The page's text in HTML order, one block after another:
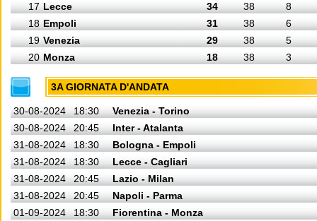
17 Lecce 34 38
8
18 Empoli 31 38
6
19 Venezia 29 38
5
20 Monza 18 38 3
3A GIORNATA D'ANDATA
30-08-2024 18:30
Venezia - Torino
30-08-2024
20:45
Inter - Atalanta
31-08-2024
18:30
Bologna - Empoli
31-08-2024
18:30
Lecce - Cagliari
31-08-2024
20:45
Lazio - Milan
31-08-2024
20:45
Napoli - Parma
01-09-2024
18:30
Fiorentina - Monza